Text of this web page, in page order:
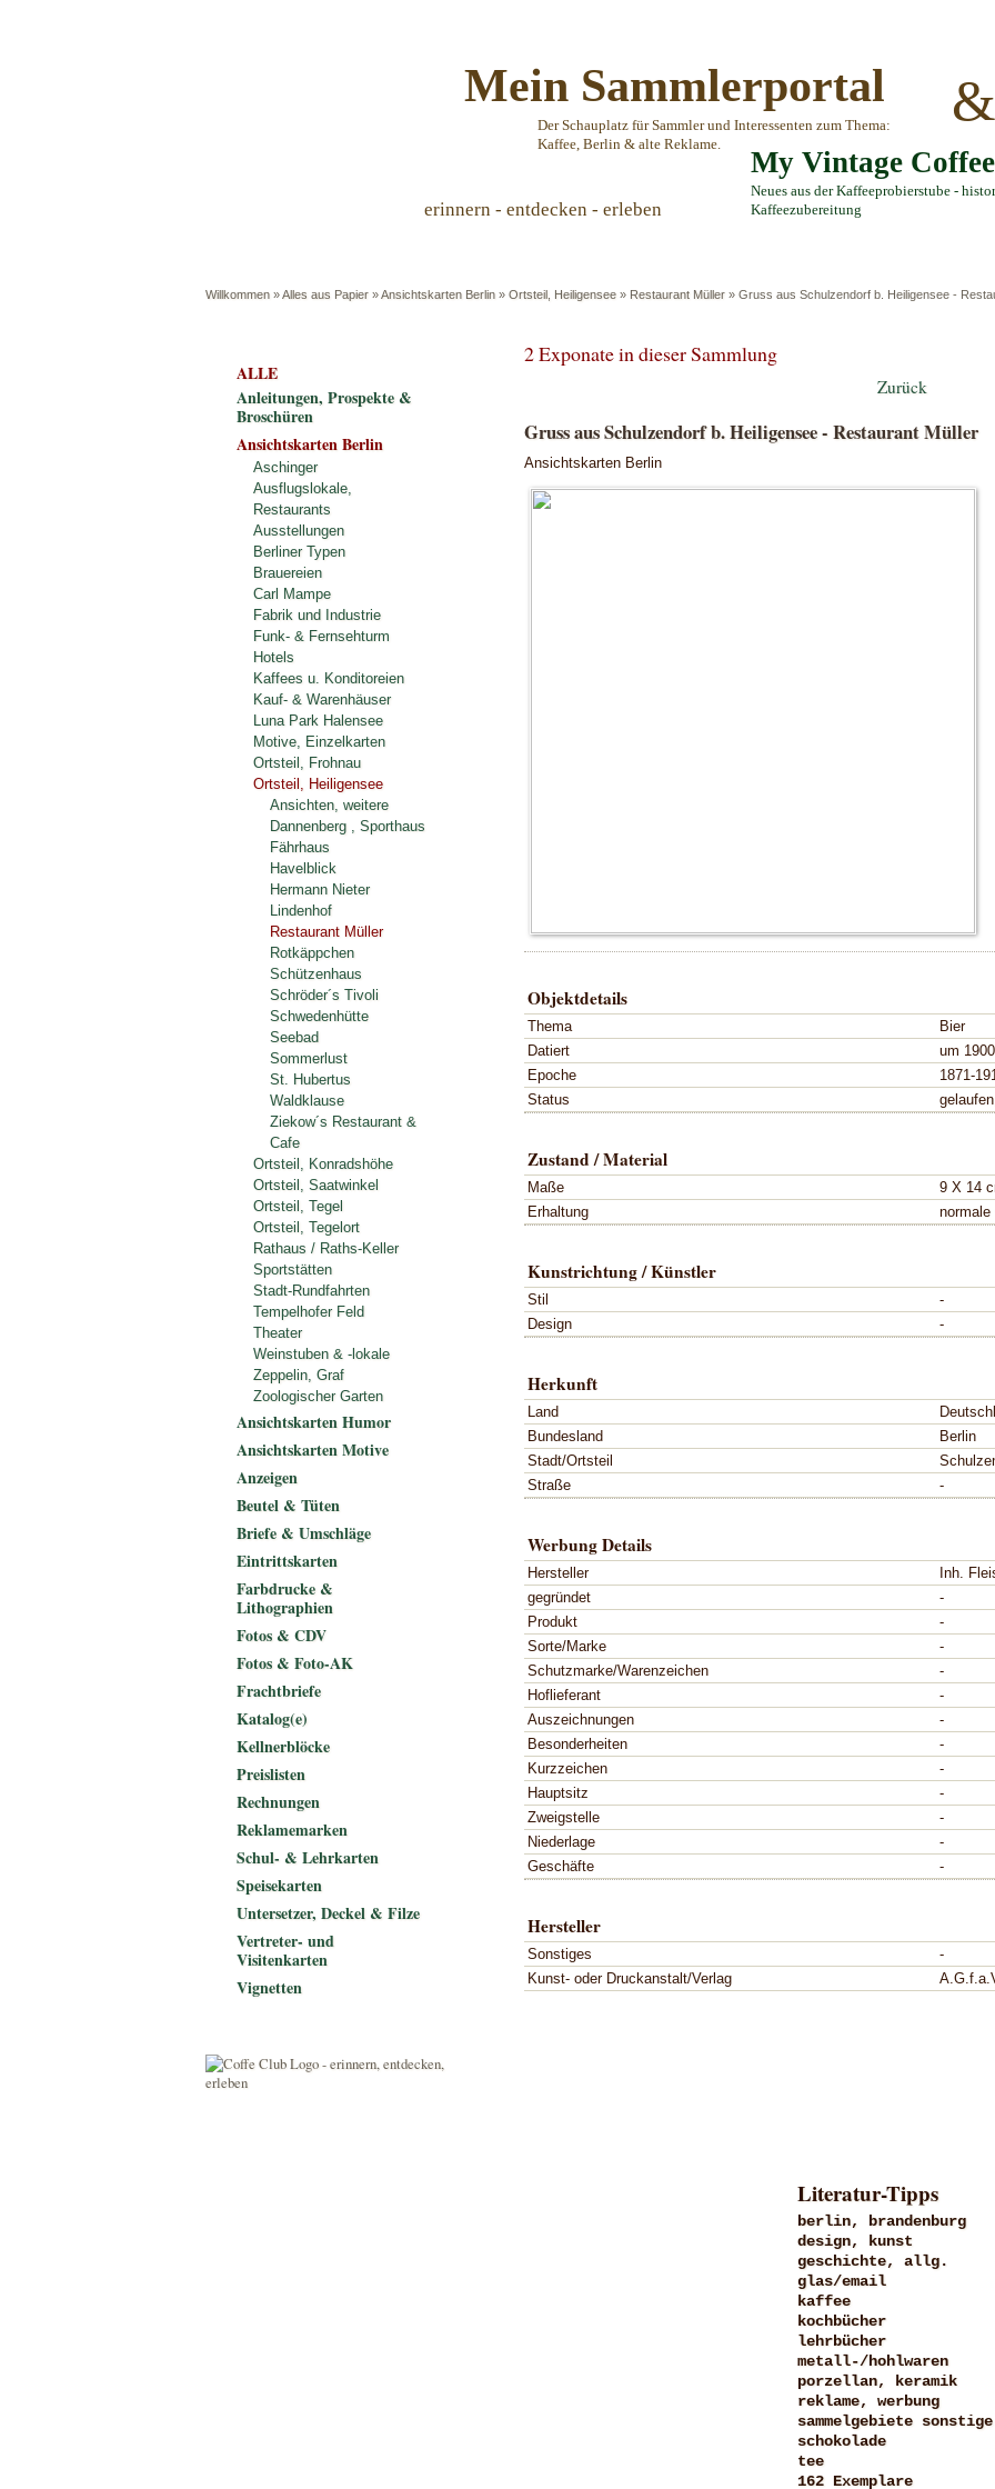
Mein Sammlerportal
Der Schauplatz für Sammler und Interessenten zum Thema:
Kaffee, Berlin & alte Reklame.
&
My Vintage
Neues aus der Kaffeeprobierstube -
Kaffeezubereitung
erinnern - entdecken - erleben
Willkommen »Alles aus Papier »Ansichtskarten Berlin » Ortsteil, Heiligensee » Restaurant Müller » Gruss aus Schulzendorf b. Heiligensee -
2 Exponate in dieser Sammlung
Zurück
Gruss aus Schulzendorf b. Heiligensee - Restaurant Müller
Ansichtskarten Berlin
Objektdetails
Thema
Bier
Datiert
um
Epoche
1871-
Status
Zustand / Material
Maße
9 X 14
Erhaltung
normale
Kunstrichtung / Künstler
Stil
-
Design
-
Herkunft
Land
Bundesland
Berlin
Stadt/Ortsteil
Straße
-
Werbung Details
Hersteller
Inh.
gegründet
-
Produkt
-
Sorte/Marke
-
Schutzmarke/Warenzeichen
-
Hoflieferant
-
Auszeichnungen
-
Besonderheiten
-
Kurzzeichen
-
Hauptsitz
-
Zweigstelle
-
Niederlage
-
Geschäfte
-
Hersteller
Sonstiges
-
Kunst- oder Druckanstalt/Verlag
ALLE
Anleitungen, Prospekte &
Broschüren
Ansichtskarten Berlin
Aschinger
Ausflugslokale,
Restaurants
Ausstellungen
Berliner Typen
Brauereien
Carl Mampe
Fabrik und Industrie
Funk- & Fernsehturm
Hotels
Kaffees u. Konditoreien
Kauf- & Warenhäuser
Luna Park Halensee
Motive, Einzelkarten
Ortsteil, Frohnau
Ortsteil, Heiligensee
Ansichten, weitere
Dannenberg , Sporthaus
Fährhaus
Havelblick
Hermann Nieter
Lindenhof
Restaurant Müller
Rotkäppchen
Schützenhaus
Schröder´s Tivoli
Schwedenhütte
Seebad
Sommerlust
St. Hubertus
Waldklause
Ziekow´s Restaurant &
Cafe
Ortsteil, Konradshöhe
Ortsteil, Saatwinkel
Ortsteil, Tegel
Ortsteil, Tegelort
Rathaus / Raths-Keller
Sportstätten
Stadt-Rundfahrten
Tempelhofer Feld
Theater
Weinstuben & -lokale
Zeppelin, Graf
Zoologischer Garten
Ansichtskarten Humor
Ansichtskarten Motive
Anzeigen
Beutel & Tüten
Briefe & Umschläge
Eintrittskarten
Farbdrucke &
Lithographien
Fotos & CDV
Fotos & Foto-AK
Frachtbriefe
Katalog(e)
Kellnerblöcke
Preislisten
Rechnungen
Reklamemarken
Schul- & Lehrkarten
Speisekarten
Untersetzer, Deckel & Filze
Vertreter- und
Visitenkarten
Vignetten
Literatur-Tipps
berlin, brandenburg
design, kunst
geschichte, allg.
glas/email
kaffee
kochbücher
lehrbücher
metall-/hohlwaren
porzellan, keramik
reklame, werbung
sammelgebiete sonstige
schokolade
tee
162 Exemplare